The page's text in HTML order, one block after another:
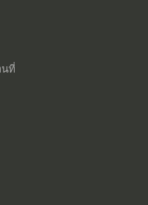
นที่